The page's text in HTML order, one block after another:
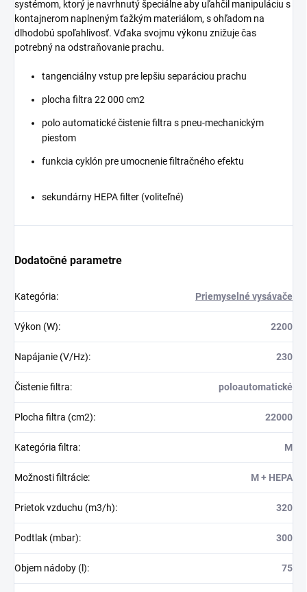
systémom, ktorý je navrhnutý špeciálne aby uľahčil manipuláciu s
kontajnerom naplneným ťažkým materiálom, s ohľadom na
dlhodobú spoľahlivosť. Vďaka svojmu výkonu znižuje čas
potrebný na odstraňovanie prachu.
tangenciálny vstup pre lepšiu separáciou prachu
plocha filtra 22 000 cm2
polo automatické čistenie filtra s pneu-mechanickým
piestom
funkcia cyklón pre umocnenie filtračného efektu
sekundárny HEPA filter (voliteľné)
Dodatočné parametre
Kategória: Priemyselné vysávače
Výkon (W): 2200
Napájanie (V/Hz): 230
Čistenie filtra: poloautomatické
Plocha filtra (cm2): 22000
Kategória filtra: M
Možnosti filtrácie: M + HEPA
Prietok vzduchu (m3/h): 320
Podtlak (mbar): 300
Objem nádoby (l): 75